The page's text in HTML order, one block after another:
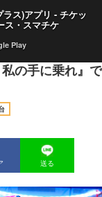
演出の渡辺え
の手に乗れ』
送る
ラス)アプリ - チケッ
ス・スマチケ
Play